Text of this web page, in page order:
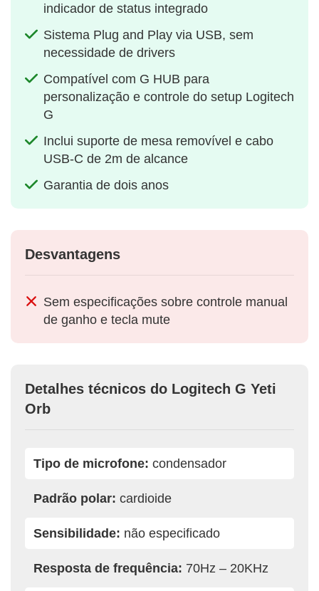
indicador de status integrado
Sistema Plug and Play via USB, sem
necessidade de drivers
Compatível com G HUB para
personalização e controle do setup Logitech
G
Inclui suporte de mesa removível e cabo
USB-C de 2m de alcance
Garantia de dois anos
Desvantagens
Sem especificações sobre controle manual
de ganho e tecla mute
Detalhes técnicos do Logitech G Yeti
Orb
Tipo de microfone: condensador
Padrão polar: cardioide
Sensibilidade: não especificado
Resposta de frequência: 70Hz – 20KHz